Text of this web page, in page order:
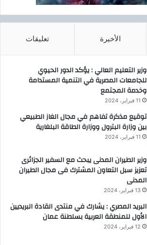
الأخيرة تعليقات
وزير التعليم العالي : يؤكد الدور الحيوي
للجامعات المصرية في التنمية المستدامة
وخدمة المجتمع
11 فبراير، 2024
توقيع مذكرة تفاهم في مجال الغاز الطبيعي
بين وزارة البترول ووزارة الطاقة البلغارية
11 فبراير، 2024
وزير الطيران المدنى يبحث مع السفير الجزائرى
تعزيز سبل التعاون المشترك فى مجال الطيران
المدنى
13 فبراير، 2024
البريد المصري : يشارك في منتدى القادة البريديين
الأول للمنطقة العربية بسلطنة عمان
12 فبراير، 2024